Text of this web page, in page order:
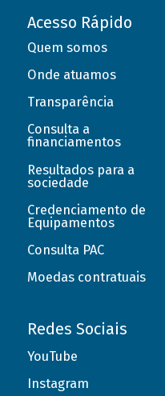
Acesso Rápido
Quem somos
Onde atuamos
Transparência
Consulta a
financiamentos
Resultados para a
sociedade
Credenciamento de
Equipamentos
Consulta PAC
Moedas contratuais
Redes Sociais
YouTube
Instagram